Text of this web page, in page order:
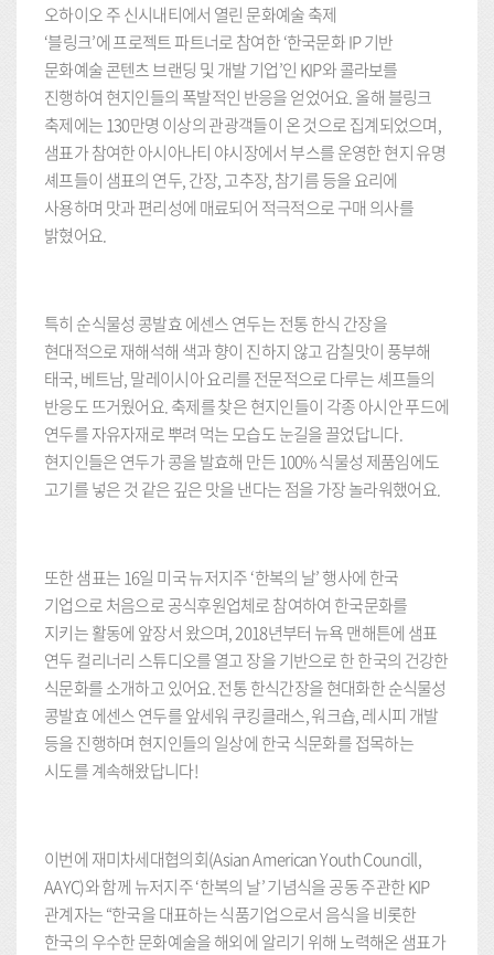
오하이오 주 신시내티에서 열린 문화예술 축제
‘블링크’에 프로젝트 파트너로 참여한 ‘한국문화 IP 기반
문화예술 콘텐츠 브랜딩 및 개발 기업’인 KIP와 콜라보를
진행하여 현지인들의 폭발적인 반응을 얻었어요. 올해 블링크
축제에는 130만명 이상의 관광객들이 온 것으로 집계되었으며,
샘표가 참여한 아시아나티 야시장에서 부스를 운영한 현지 유명
셰프들이 샘표의 연두, 간장, 고추장, 참기름 등을 요리에
사용하며 맛과 편리성에 매료되어 적극적으로 구매 의사를
밝혔어요.
특히 순식물성 콩발효 에센스 연두는 전통 한식 간장을
현대적으로 재해석해 색과 향이 진하지 않고 감칠맛이 풍부해
태국, 베트남, 말레이시아 요리를 전문적으로 다루는 셰프들의
반응도 뜨거웠어요. 축제를 찾은 현지인들이 각종 아시안 푸드에
연두를 자유자재로 뿌려 먹는 모습도 눈길을 끌었답니다.
현지인들은 연두가 콩을 발효해 만든 100% 식물성 제품임에도
고기를 넣은 것 같은 깊은 맛을 낸다는 점을 가장 놀라워했어요.
또한 샘표는 16일 미국 뉴저지주 ‘한복의 날’ 행사에 한국
기업으로 처음으로 공식후원업체로 참여하여 한국문화를
지키는 활동에 앞장서 왔으며, 2018년부터 뉴욕 맨해튼에 샘표
연두 컬리너리 스튜디오를 열고 장을 기반으로 한 한국의 건강한
식문화를 소개하고 있어요. 전통 한식간장을 현대화한 순식물성
콩발효 에센스 연두를 앞세워 쿠킹클래스, 워크숍, 레시피 개발
등을 진행하며 현지인들의 일상에 한국 식문화를 접목하는
시도를 계속해왔답니다!
이번에 재미차세대협의회(Asian American Youth Councill,
AAYC)와 함께 뉴저지주 ‘한복의 날’ 기념식을 공동 주관한 KIP
관계자는 “한국을 대표하는 식품기업으로서 음식을 비롯한
한국의 우수한 문화예술을 해외에 알리기 위해 노력해온 샘표가